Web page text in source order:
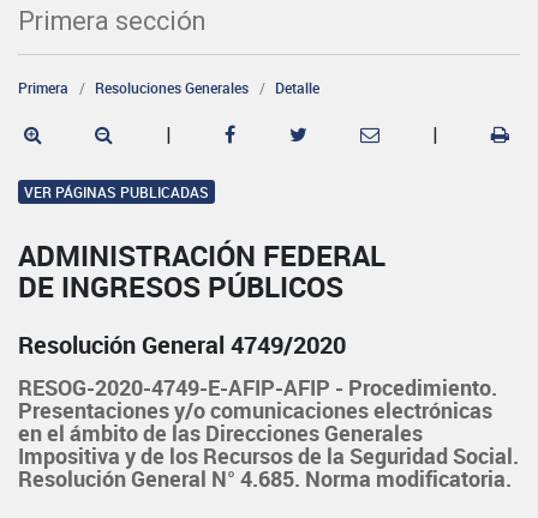
Primera sección
Primera Resoluciones Generales Detalle
| |
VER PÁGINAS PUBLICADAS
ADMINISTRACIÓN FEDERAL
DE INGRESOS PÚBLICOS
Resolución General 4749/2020
RESOG-2020-4749-E-AFIP-AFIP - Procedimiento.
Presentaciones y/o comunicaciones electrónicas
en el ámbito de las Direcciones Generales
Impositiva y de los Recursos de la Seguridad Social.
Resolución General N° 4.685. Norma modificatoria.